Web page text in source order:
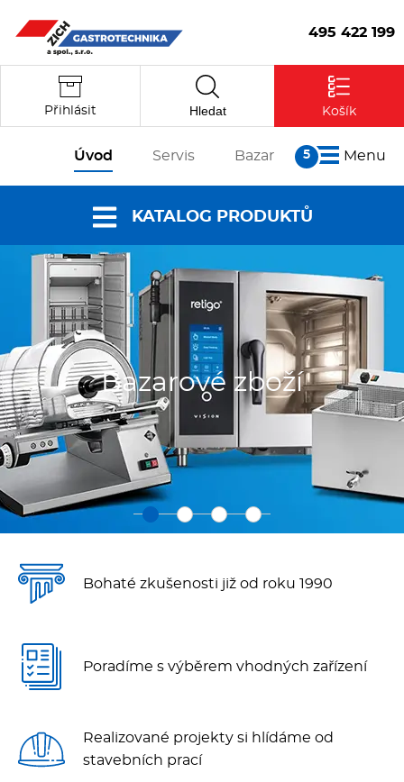
495 422 199
Přihlásit Hledat Košík
Úvod Servis Bazar
Partneři
Kontakt
Menu
KATALOG PRODUKTŮ
Nabídky a
katalogy
Dokumenty ke
stažení
Vstoupit
Fritézy
Pánve
PIZZA technologie
Prostředky-Změkčovače
Bazarové zboží
Bohaté zkušenosti již od roku 1990
Poradíme s výběrem vhodných zařízení
Realizované projekty si hlídáme od
stavebních prací